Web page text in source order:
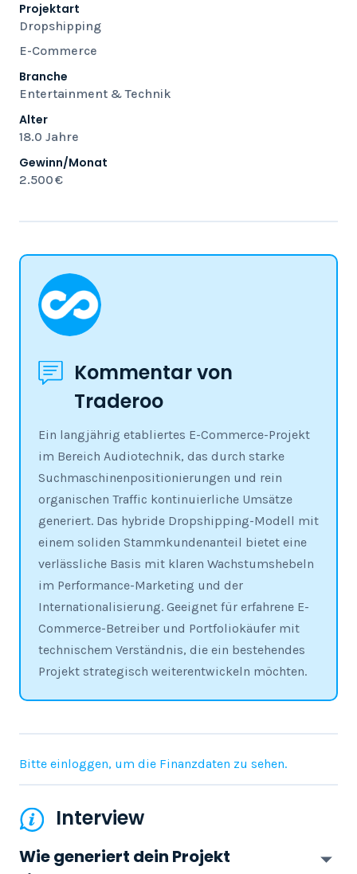
Projektart
Dropshipping
E-Commerce
Branche
Entertainment & Technik
Alter
18.0 Jahre
Gewinn/Monat
2.500 €
Kommentar von
Traderoo
Ein langjährig etabliertes E-Commerce-Projekt
im Bereich Audiotechnik, das durch starke
Suchmaschinenpositionierungen und rein
organischen Traffic kontinuierliche Umsätze
generiert. Das hybride Dropshipping-Modell mit
einem soliden Stammkundenanteil bietet eine
verlässliche Basis mit klaren Wachstumshebeln
im Performance-Marketing und der
Internationalisierung. Geeignet für erfahrene E-
Commerce-Betreiber und Portfoliokäufer mit
technischem Verständnis, die ein bestehendes
Projekt strategisch weiterentwickeln möchten.
Bitte einloggen, um die Finanzdaten zu sehen.
Interview
Wie generiert dein Projekt